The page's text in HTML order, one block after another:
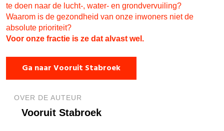
te doen naar de lucht-, water- en grondvervuiling?
Waarom is de gezondheid van onze inwoners niet de
absolute prioriteit?
Voor onze fractie is ze dat alvast wel.
Ga naar Vooruit Stabroek
OVER DE AUTEUR
Vooruit Stabroek